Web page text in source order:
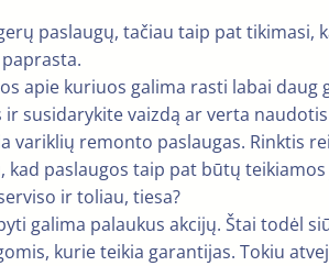
paslaugų, tačiau taip pat tikimasi,
apie kuriuos galima rasti labai
susidarykite vaizdą ar verta
variklių remonto paslaugas. Rinktis
kad paslaugos taip pat būtų
ir toliau, tiesa?
galima palaukus akcijų. Štai todėl
kurie teikia garantijas. Tokiu